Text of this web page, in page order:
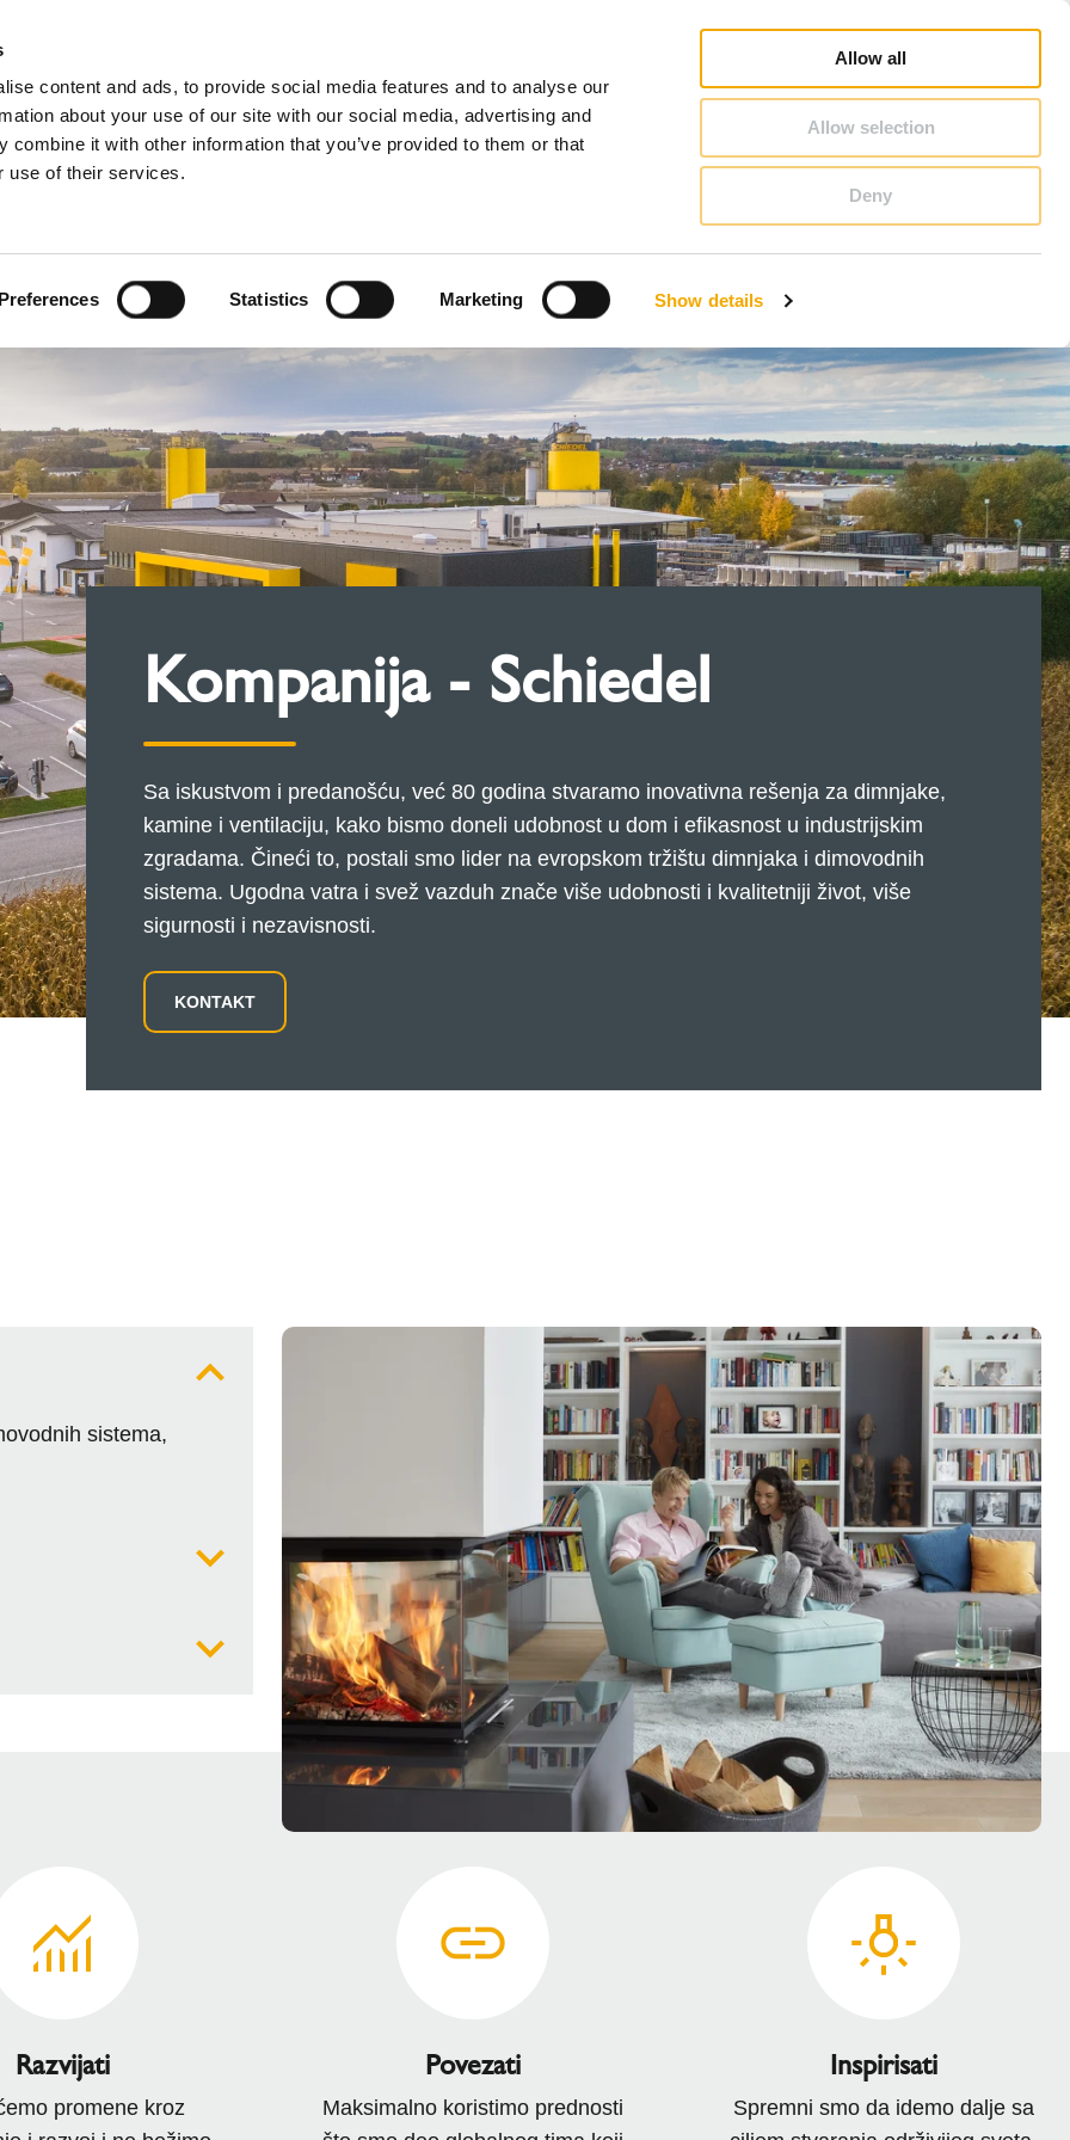
content and ads, to provide social media features and to analyse our
about your use of our site with our social media, advertising and
combine it with other information that you’ve provided to them or that
use of their services.
Preferences Statistics Marketing Show details
Allow all
Allow selection
Deny
Bugarska
Danska
Litvanija
Mađarska
Rumunija
Srbija
Ukrajna
Švajcarska Švedska
Za profesionalce
Kompanija - Schiedel
Sa iskustvom i predanošću, već 80 godina stvaramo inovativna rešenja za dimnjake,
kamine i ventilaciju, kako bismo doneli udobnost u dom i efikasnost u industrijskim
zgradama. Čineći to, postali smo lider na evropskom tržištu dimnjaka i dimovodnih
sistema. Ugodna vatra i svež vazduh znače više udobnosti i kvalitetniji život, više
sigurnosti i nezavisnosti.
KONTAKT
sistema,
Razvijati
promene kroz
Povezati
Maksimalno koristimo prednosti
Inspirisati
Spremni smo da idemo dalje sa